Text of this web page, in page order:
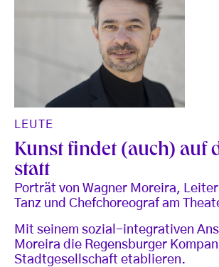
LEUTE
Kunst findet (auch) auf
statt
Porträt von Wagner Moreira,
Tanz und Chefchoreograf am
Mit seinem sozial-integrativen
Moreira die Regensburger
Stadtgesellschaft etablieren.